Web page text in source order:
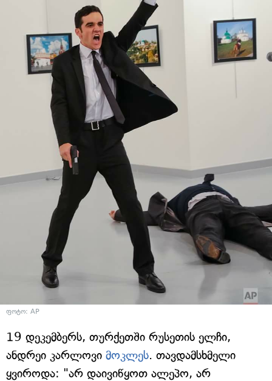
ფოტო: AP
19 დეკემბერს, თურქეთში რუსეთის ელჩი,
ანდრეი კარლოვი მოკლეს. თავდამსხმელი
ყვიროდა: "არ დაივიწყოთ ალეპო, არ